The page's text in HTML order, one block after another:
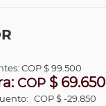
COP$ 99.500
COP$ 69.650
COP $ -29.850